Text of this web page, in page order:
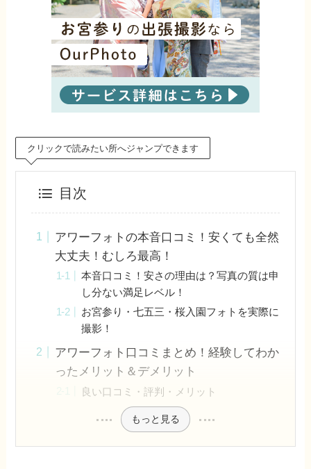
クリックで読みたい所へジャンプできます
目次
アワーフォトの本音口コミ！安くても全然
大丈夫！むしろ最高！
本音口コミ！安さの理由は？写真の質は申
し分ない満足レベル！
お宮参り・七五三・桜入園フォトを実際に
撮影！
アワーフォト口コミまとめ！経験してわか
ったメリット＆デメリット
良い口コミ・評判・メリット
もっと見る